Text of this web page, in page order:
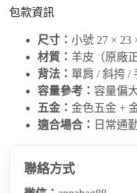
包款資訊
尺寸：小號 27 × 23
材質： 羊皮（原廠
背法： 單肩 / 斜挎 /
容量參考： 容量偏
五金：金色五金 +
適合場合： 日常通
聯絡方式